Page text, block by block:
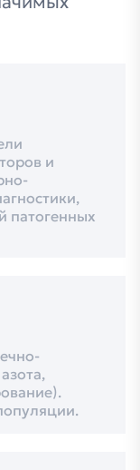
и
патогенных